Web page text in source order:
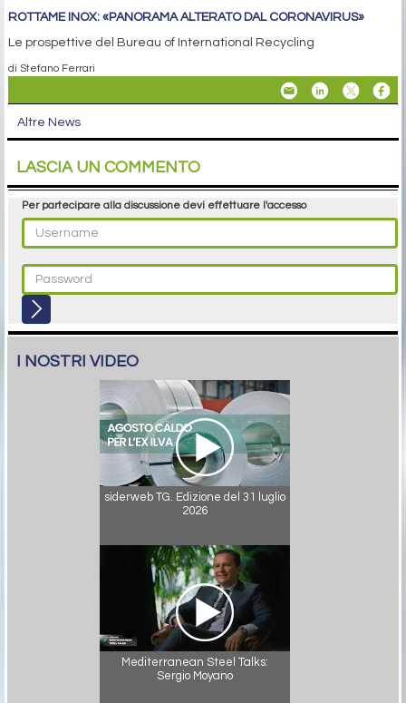
ROTTAME INOX: «PANORAMA ALTERATO DAL CORONAVIRUS»
Le prospettive del Bureau of International Recycling
di Stefano Ferrari
Altre News
LASCIA UN COMMENTO
Per partecipare alla discussione devi effettuare l'accesso
I NOSTRI VIDEO
siderweb TG. Edizione del 31 luglio
2026
Mediterranean Steel Talks:
Sergio Moyano